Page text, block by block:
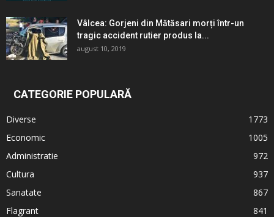
Vâlcea: Gorjeni din Mătăsari morți într-un
tragic accident rutier produs la...
august 10, 2019
CATEGORIE POPULARĂ
Diverse
1773
Economic
1005
Administratie
972
Cultura
937
Sanatate
867
Flagrant
841